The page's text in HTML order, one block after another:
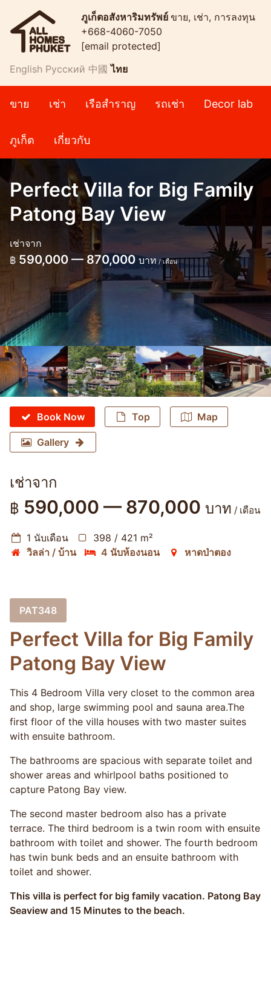
ภูเก็ตอสังหาริมทรัพย์ ขาย, เช่า, การลงทุน
+668-4060-7050
[email protected]
English Русский 中國 ไทย
ขาย เช่า เรือสำราญ รถเช่า Decor lab
ภูเก็ต เกี่ยวกับ
Perfect Villa for Big Family
Patong Bay View
เช่าจาก
฿ 590,000 — 870,000บาท/ เดือน
Book Now Top Map
Gallery
เช่าจาก
฿ 590,000 — 870,000 บาท / เดือน
1 นับเดือน
398 / 421 m²
วิลล่า / บ้าน
4 นับห้องนอน หาดป่าตอง
PAT348
Perfect Villa for Big Family
Patong Bay View
This 4 Bedroom Villa very closet to the common area
and shop, large swimming pool and sauna area.The
first floor of the villa houses with two master suites
with ensuite bathroom.
The bathrooms are spacious with separate toilet and
shower areas and whirlpool baths positioned to
capture Patong Bay view.
The second master bedroom also has a private
terrace. The third bedroom is a twin room with ensuite
bathroom with toilet and shower. The fourth bedroom
has twin bunk beds and an ensuite bathroom with
toilet and shower.
This villa is perfect for big family vacation. Patong Bay
Seaview and 15 Minutes to the beach.